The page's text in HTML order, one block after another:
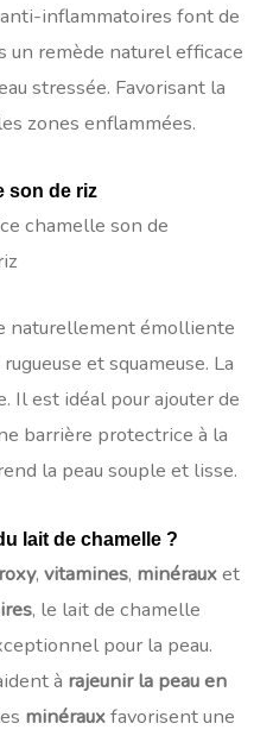
inflammatoires font de
un remède naturel efficace
stressée. Favorisant la
zones enflammées.
son de riz
naturellement émolliente
et squameuse. La
Il est idéal pour ajouter de
barrière protectrice à la
la peau souple et lisse.
lait de chamelle ?
,vitamines, minérauxet
, le lait de chamelle
pour la peau.
à rajeunir la peau en
minérauxfavorisent une